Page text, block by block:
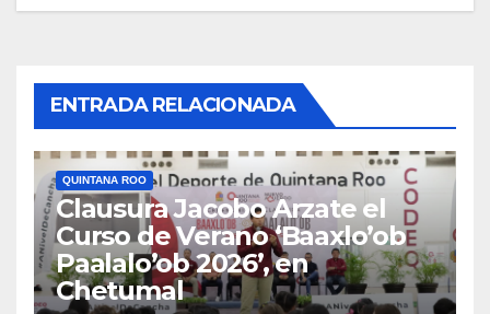
ENTRADA RELACIONADA
QUINTANA ROO
Clausura Jacobo Arzate el
Curso de Verano ‘Baaxlo’ob
Paalalo’ob 2026’, en
Chetumal